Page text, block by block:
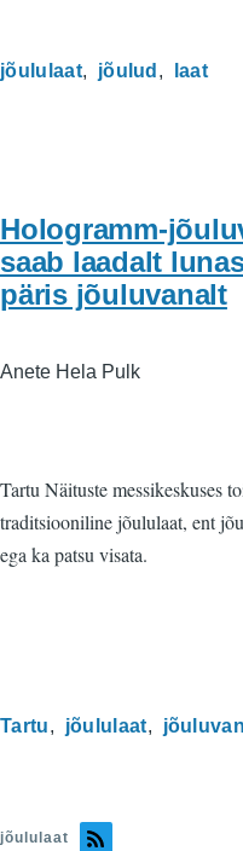
jõululaat jõulud laat
Hologramm-
saab laadalt
päris jõuluvanalt
Anete Hela Pulk
Tartu Näituste messikeskuses
traditsiooniline jõululaat, ent
ega ka patsu visata.
Tartu jõululaat
jõululaat